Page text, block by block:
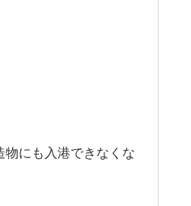
物にも入港できなくな